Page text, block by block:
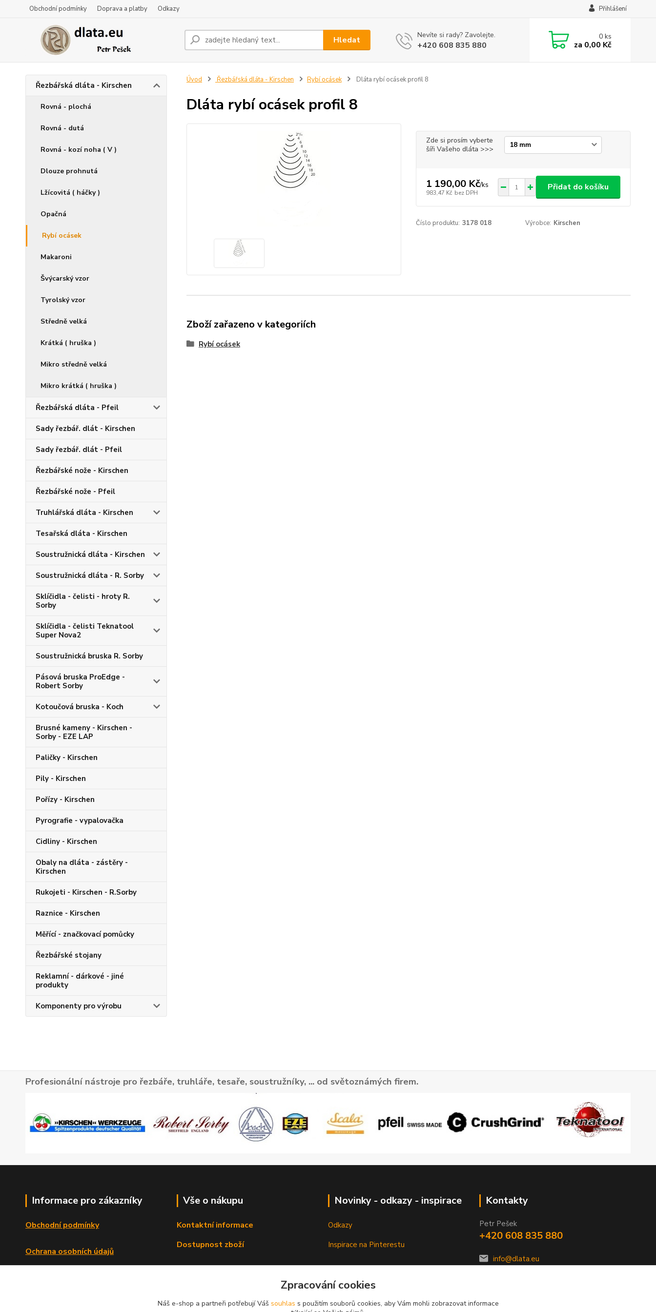
Obchodní podmínky Doprava a platby Odkazy Přihlášení
Hledat Nevíte si rady? Zavolejte.
+420 608 835 880
0ks
za 0,00 Kč
Řezbářská dláta - Kirschen
Rovná - plochá
Rovná - dutá
Rovná - kozí noha ( V )
Dlouze prohnutá
Lžícovitá ( háčky )
Opačná
Rybí ocásek
Makaroni
Švýcarský vzor
Tyrolský vzor
Středně velká
Krátká ( hruška )
Mikro středně velká
Mikro krátká ( hruška )
Řezbářská dláta - Pfeil
Sady řezbář. dlát - Kirschen
Sady řezbář. dlát - Pfeil
Řezbářské nože - Kirschen
Řezbářské nože - Pfeil
Truhlářská dláta - Kirschen
Tesařská dláta - Kirschen
Soustružnická dláta - Kirschen
Soustružnická dláta - R. Sorby
Sklíčidla - čelisti - hroty R.
Sorby
Sklíčidla - čelisti Teknatool
Super Nova2
Soustružnická bruska R. Sorby
Pásová bruska ProEdge -
Robert Sorby
Kotoučová bruska - Koch
Brusné kameny - Kirschen -
Sorby - EZE LAP
Paličky - Kirschen
Pily - Kirschen
Pořízy - Kirschen
Pyrografie - vypalovačka
Cidliny - Kirschen
Obaly na dláta - zástěry -
Kirschen
Rukojeti - Kirschen - R.Sorby
Raznice - Kirschen
Měřící - značkovací pomůcky
Řezbářské stojany
Reklamní - dárkové - jiné
produkty
Komponenty pro výrobu
Úvod Řezbářská dláta - Kirschen Rybí ocásek Dláta rybí ocásek profil 8
Dláta rybí ocásek profil 8
Zde si prosím vyberte
šíři Vašeho dláta >>>
1 190,00 Kč/ks
983,47 Kč bez DPH
Přidat do košíku
Číslo produktu: 3178 018 Výrobce: Kirschen
Zboží zařazeno v kategoriích
Rybí ocásek
Profesionální nástroje pro řezbáře, truhláře, tesaře, soustružníky, ... od světoznámých firem.
Informace pro zákazníky
Obchodní podmínky
Ochrana osobních údajů
Vše o nákupu
Kontaktní informace
Dostupnost zboží
Novinky - odkazy - inspirace
Odkazy
Inspirace na Pinterestu
Kontakty
Petr Pešek
+420 608 835 880
info@dlata.eu
Zpracování cookies
Náš e-shop a partneři potřebují Váš souhlas s použitím souborů cookies, aby Vám mohli zobrazovat informace